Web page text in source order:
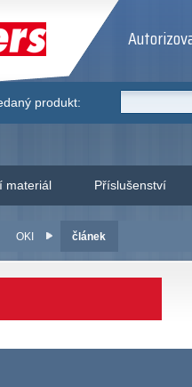
produkt:
materiál Příslušenství
OKI článek